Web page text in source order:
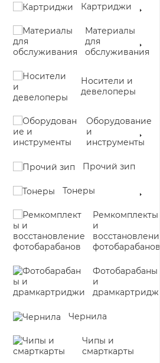
Картриджи
Материалы
для
обслуживания
Носители и
девелоперы
Оборудование
и
инструменты
Прочий зип
Тонеры
Ремкомплекты
и
восстановление
фотобарабанов
Фотобарабаны
и
драмкартриджи
Чернила
Чипы и
смарткарты